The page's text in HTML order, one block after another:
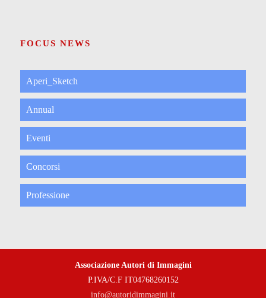
FOCUS NEWS
Aperi_Sketch
Annual
Eventi
Concorsi
Professione
Associazione Autori di Immagini
P.IVA/C.F IT04768260152
info@autoridimmagini.it